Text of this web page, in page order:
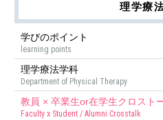
理学療
学びのポイント
learning points
理学療法学科
Department of Physical Therapy
教員 × 卒業生or在学生クロスト
Faculty x Student / Alumni Crosstalk